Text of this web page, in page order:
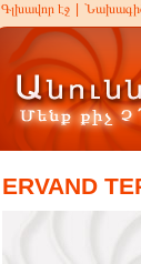
Գլխավոր էջ
ERVAND